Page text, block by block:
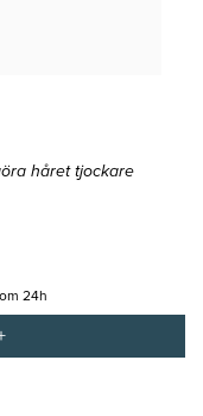
håret tjockare
24h